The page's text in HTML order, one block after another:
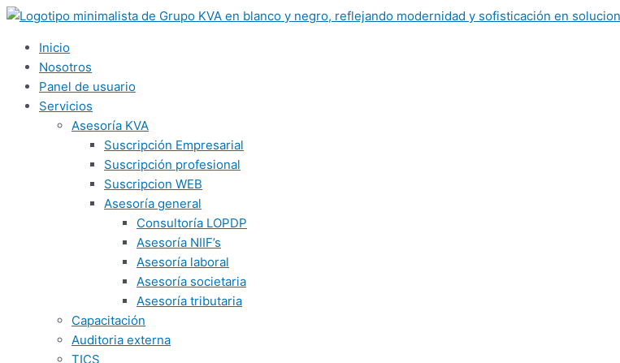
Ir
contenido
Inicio
Nosotros
Panel de usuario
Servicios
Asesoría KVA
Suscripción Empresarial
Suscripción profesional
Suscripcion WEB
Asesoría general
Consultoría LOPDP
Asesoría NIIF’s
Asesoría laboral
Asesoría societaria
Asesoría tributaria
Capacitación
Auditoria externa
TICS